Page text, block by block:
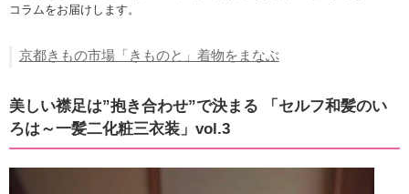
コラムをお届けします。
京都きもの市場「きものと」着物をまなぶ
美しい襟足は”抱き合わせ”で決まる 「セルフ和髪のい
ろは～一髪二化粧三衣装」vol.3